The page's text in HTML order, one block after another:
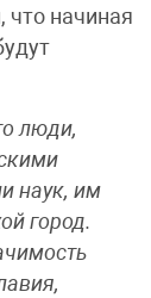
что начиная
люди,
наук, им
город.